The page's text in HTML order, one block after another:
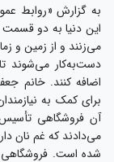
به گزارش «روابط
این دنیا به دو
می‌زنند و از زمین و
دست‌به‌کار می‌شوند
اضافه کنند. خانم
برای کمک به
آن فروشگاهی
می‌دادند که غم نان
شده است. فروشگاهی